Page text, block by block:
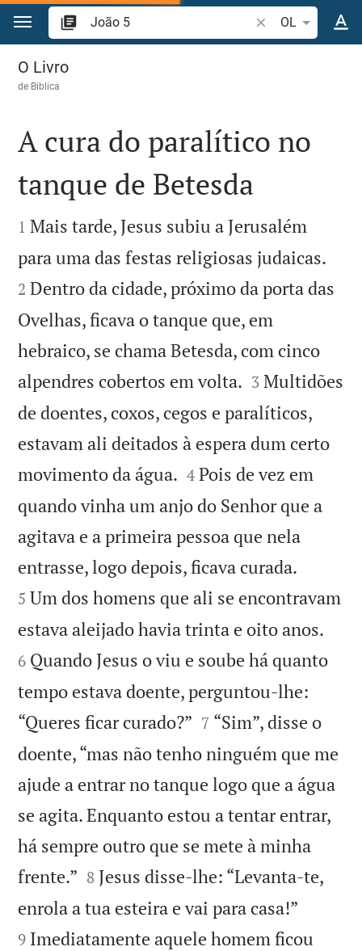
Ir para o conteúdo
Pesquise
OL
João 5
O Livro
de Biblica

A cura do paralítico no
tanque de Betesda

1 Mais tarde, Jesus subiu a Jerusalém
para uma das festas religiosas judaicas.
2 Dentro da cidade, próximo da porta das
Ovelhas, ficava o tanque que, em
hebraico, se chama Betesda, com cinco
alpendres cobertos em volta. 

3 Multidões
de doentes, coxos, cegos e paralíticos,
estavam ali deitados à espera dum certo
movimento da água. 

4 Pois de vez em
quando vinha um anjo do Senhor que a
agitava e a primeira pessoa que nela
entrasse, logo depois, ficava curada.
5 Um dos homens que ali se encontravam
estava aleijado havia trinta e oito anos.
6 Quando Jesus o viu e soube há quanto
tempo estava doente, perguntou-lhe:
“Queres ficar curado?” 

7 “Sim”, disse o
doente, “mas não tenho ninguém que me
ajude a entrar no tanque logo que a água
se agita. Enquanto estou a tentar entrar,
há sempre outro que se mete à minha
frente.” 

8 Jesus disse-lhe: “Levanta-te,
enrola a tua esteira e vai para casa!”
9 Imediatamente aquele homem ficou